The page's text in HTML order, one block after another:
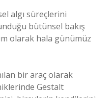
algı süreçlerini
bütünsel bakış
olarak hala günümüz
bir araç olarak
Gestalt